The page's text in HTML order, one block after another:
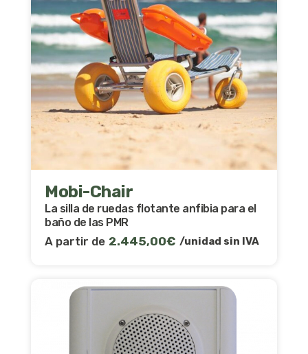
Mobi-Chair
La silla de ruedas flotante anfibia para el
baño de las PMR
A partir de 2.445,00€ /unidad sin IVA